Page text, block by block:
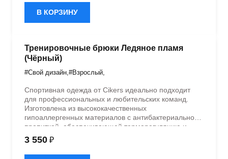
дизайном.
В КОРЗИНУ
Тренировочные брюки Ледяное пламя
(Чёрный)
#Свой дизайн,#Взрослый,
Спортивная одежда от Cikers идеально подходит
для профессиональных и любительских команд.
Изготовлена из высококачественных
гипоаллергенных материалов с антибактериальной
пропиткой, обеспечивающей терморегуляцию и
быстрое влагоотведение. Одежда обладает
эластичностью в 5 направлениях и стильным
дизайном.
3 550 ₽